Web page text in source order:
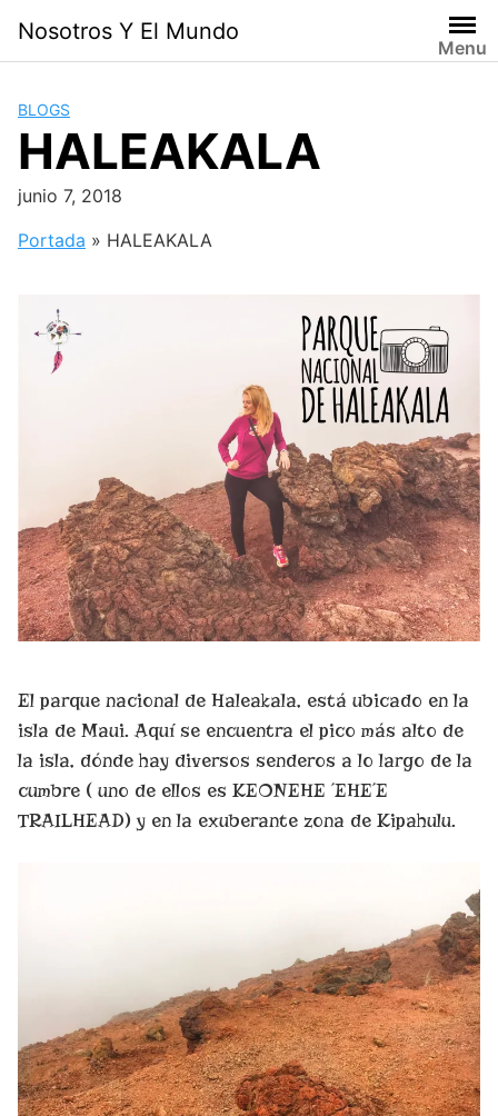
content
Nosotros Y El Mundo
Menu
BLOGS
HALEAKALA
junio 7, 2018
Portada » HALEAKALA
El parque nacional de Haleakala, está ubicado en la
isla de Maui. Aquí se encuentra el pico más alto de
la isla, dónde hay diversos senderos a lo largo de la
cumbre ( uno de ellos es KEONEHE ´EHE´E
TRAILHEAD) y en la exuberante zona de Kipahulu.